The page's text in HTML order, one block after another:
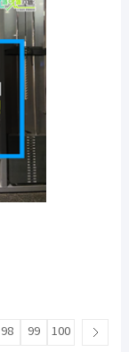
98 99 100